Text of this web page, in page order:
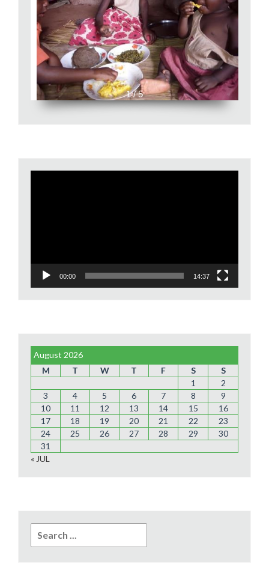
1 / 5
00:00 14:37
August 2026
M
T W T F S
S
1
2
3
4 5 6 7 8
9
10
11 12 13 14 15
16
17
18 19 20 21 22
23
24
25 26 27 28 29
30
31
« JUL
for: